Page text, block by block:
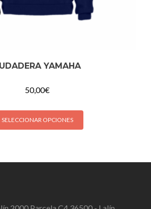
YAMAHA
50,00€
SELECCIONAR OPCIONES